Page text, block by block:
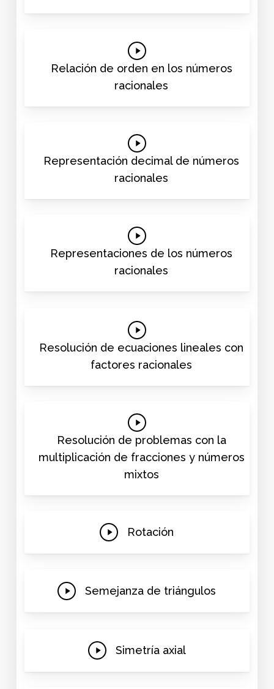
Play
Video
Relación de orden en los números
racionales
Play
Video
Representación decimal de números
racionales
Play
Video
Representaciones de los números
racionales
Play
Video
Resolución de ecuaciones lineales con
factores racionales
Play
Video
Resolución de problemas con la
multiplicación de fracciones y números
mixtos
Play
Rotación
Play
Semejanza de triángulos
Play
Simetría axial